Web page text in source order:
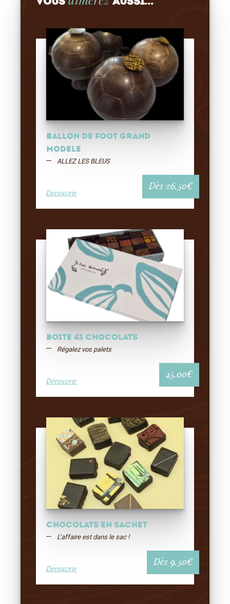
Vous aussi...
BALLON DE FOOT GRAND
MODELE
ALLEZ LES BLEUS
Découvrir
Dès 26,50€
Boite 43 chocolats
Régalez vos palets
Découvrir
45,00€
Chocolats en sachet
L’affaire est dans le sac !
Découvrir
Dès 9,50€